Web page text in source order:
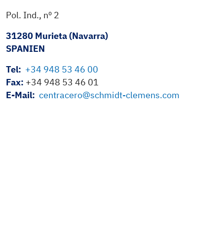
Pol. Ind., nº 2
31280 Murieta (Navarra)
SPANIEN
Tel: +34 948 53 46 00
Fax: +34 948 53 46 01
E-Mail: centracero@schmidt-clemens.com